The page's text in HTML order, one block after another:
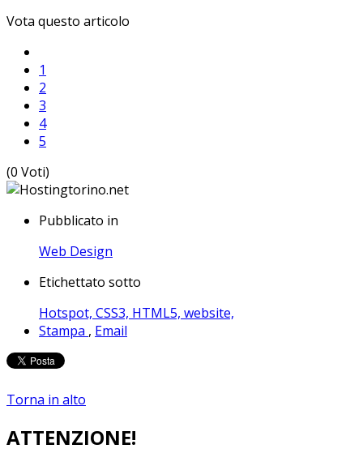
Vota questo articolo
1
2
3
4
5
(0 Voti)
Pubblicato in
Web Design
Etichettato sotto
Hotspot, CSS3, HTML5, website,
Stampa , Email
Torna in alto
ATTENZIONE!